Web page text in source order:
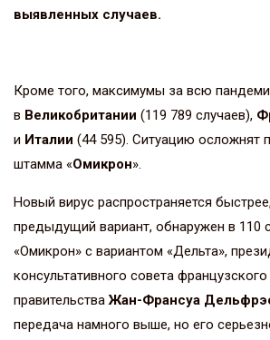
выявленных случаев.
Кроме того, максимумы за всю
в Великобритании (119 789 случаев),
и Италии (44 595). Ситуацию осложнят
штамма «Омикрон».
Новый вирус распространяется
предыдущий вариант, обнаружен в 110
«Омикрон» с вариантом «Дельта»,
консультативного совета французского
правительстваЖан-Франсуа
передача намного выше, но его